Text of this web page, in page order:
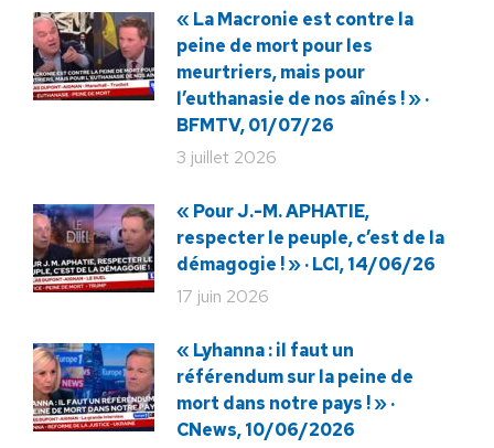
« La Macronie est contre la
peine de mort pour les
meurtriers, mais pour
l’euthanasie de nos aînés ! » ·
BFMTV, 01/07/26
3 juillet 2026
« Pour J.-M. APHATIE,
respecter le peuple, c’est de la
démagogie ! » · LCI, 14/06/26
17 juin 2026
« Lyhanna : il faut un
référendum sur la peine de
mort dans notre pays ! » ·
CNews, 10/06/2026